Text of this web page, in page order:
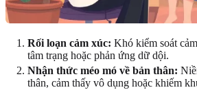
Rối loạn cảm xúc: Khó kiểm soát
tâm trạng hoặc phản ứng dữ dội.
Nhận thức méo mó về bản thân:
thân, cảm thấy vô dụng hoặc khiếm